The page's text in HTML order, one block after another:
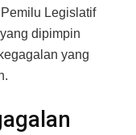
Legislatif
dipimpin
yang